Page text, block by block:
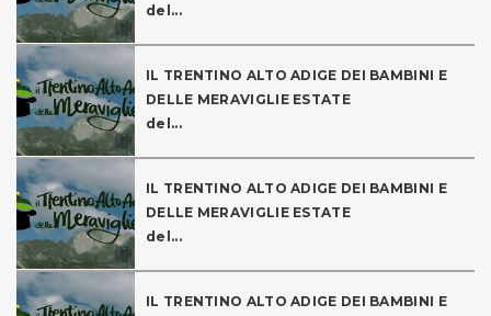
del...
IL TRENTINO ALTO ADIGE DEI BAMBINI E
DELLE MERAVIGLIE ESTATE
del...
IL TRENTINO ALTO ADIGE DEI BAMBINI E
DELLE MERAVIGLIE ESTATE
del...
IL TRENTINO ALTO ADIGE DEI BAMBINI E